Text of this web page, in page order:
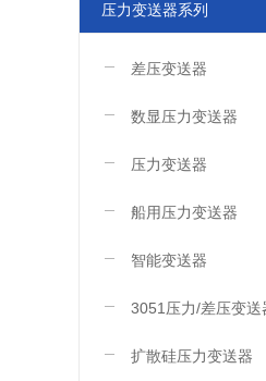
压力变送器系列
差压变送器
数显压力变送器
压力变送器
船用压力变送器
智能变送器
3051压力/差压变送
扩散硅压力变送器